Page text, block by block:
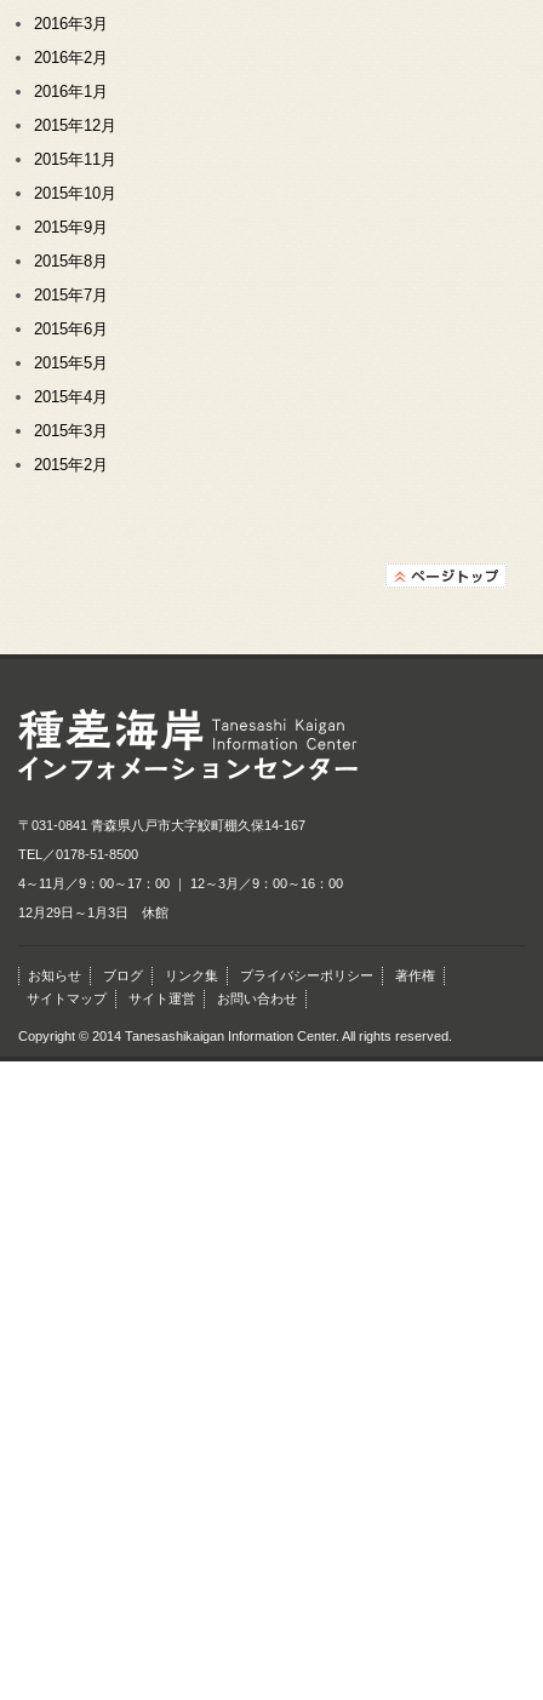
2016年3月
2016年2月
2016年1月
2015年12月
2015年11月
2015年10月
2015年9月
2015年8月
2015年7月
2015年6月
2015年5月
2015年4月
2015年3月
2015年2月
〒031-0841 青森県八戸市大字鮫町棚久保14-167
TEL／0178-51-8500
4～11月／9：00～17：00 ｜ 12～3月／9：00～16：00
12月29日～1月3日 休館
お知らせ ブログ リンク集 プライバシーポリシー
著作権
サイトマップ
サイト運営 お問い合わせ
Copyright © 2014 Tanesashikaigan Information Center. All rights reserved.